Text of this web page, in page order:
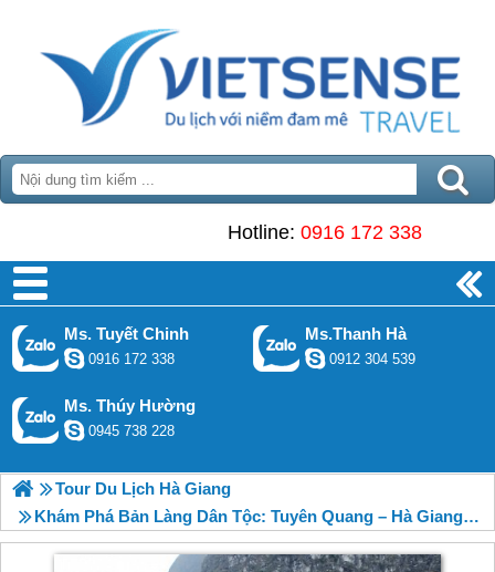
Hotline: 0916 172 338
Ms. Tuyết Chinh
0916 172 338
Ms.Thanh Hà
0912 304 539
Ms. Thúy Hường
0945 738 228
Tour Du Lịch Hà Giang
Khám Phá Bản Làng Dân Tộc: Tuyên Quang – Hà Giang – Bản Người Tày - Tham Quan Bản Người Dao - Đồng Văn